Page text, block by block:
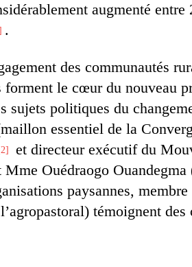
augmenté entre
.
des communautés
le cœur du nouveau
sujets politiques du
essentiel de la
2
et directeur exécutif du
Ouédraogo Ouandegma
paysannes,
témoignent des